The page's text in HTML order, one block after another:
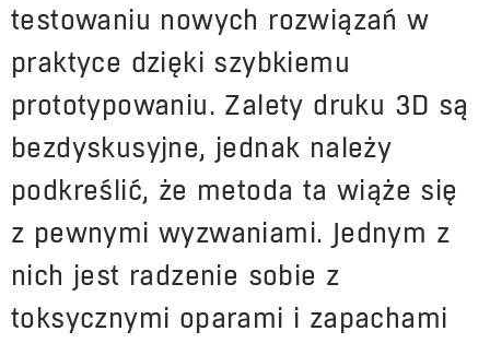
testowaniu nowych rozwiązań w
praktyce dzięki szybkiemu
prototypowaniu. Zalety druku 3D są
bezdyskusyjne, jednak należy
podkreślić, że metoda ta wiąże się
z pewnymi wyzwaniami. Jednym z
nich jest radzenie sobie z
toksycznymi oparami i zapachami